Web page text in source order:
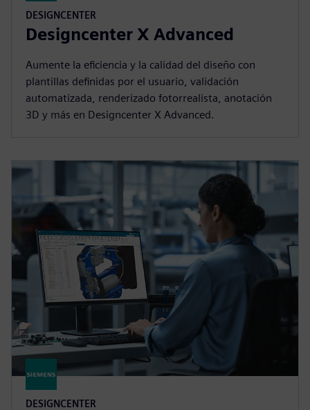
DESIGNCENTER
Designcenter X Advanced
Aumente la eficiencia y la calidad del diseño con
plantillas definidas por el usuario, validación
automatizada, renderizado fotorrealista, anotación
3D y más en Designcenter X Advanced.
DESIGNCENTER